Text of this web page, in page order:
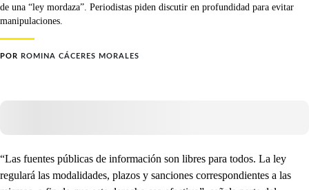
de una “ley mordaza”. Periodistas piden discutir en profundidad para evitar
manipulaciones.
POR ROMINA CÁCERES MORALES
“Las fuentes públicas de información son libres para todos. La ley
regulará las modalidades, plazos y sanciones correspondientes a las